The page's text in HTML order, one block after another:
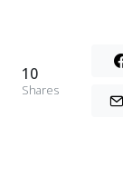
10
Shares